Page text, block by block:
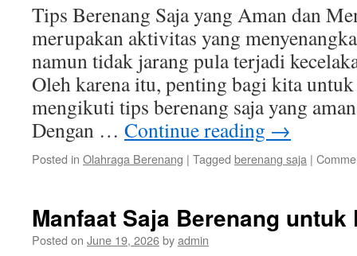
Tips Berenang Saja yang Aman dan
merupakan aktivitas yang
namun tidak jarang pula terjadi
Oleh karena itu, penting bagi kita
mengikuti tips berenang saja yang
Dengan … Continue reading →
Posted in Olahraga Berenang | Tagged berenang saja |
Manfaat Saja Berenang untuk
Posted on June 19, 2026byadmin